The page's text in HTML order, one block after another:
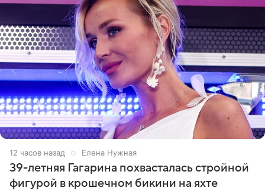
12 часов назад Елена Нужная
39-летняя Гагарина похвасталась стройной
фигурой в крошечном бикини на яхте